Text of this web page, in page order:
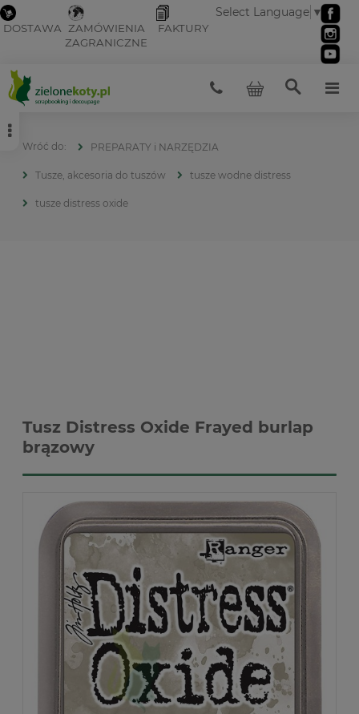
DOSTAWA ZAMÓWIENIA
ZAGRANICZNE
FAKTURY
Select Language ▼
PREPARATY i NARZĘDZIA
Tusze, akcesoria do tuszów tusze wodne distress
tusze distress oxide
Tusz Distress Oxide Frayed burlap
brązowy